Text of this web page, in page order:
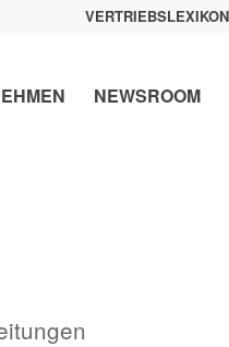
VERTRIEBSLEXIKON
NEWSROOM